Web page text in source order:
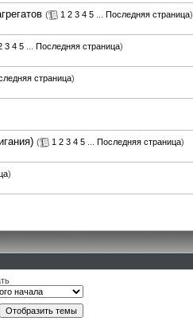
( 1 2 3 4 5 Последняя страница)
3 4 5 Последняя страница)
страница)
( 1 2 3 4 5 Последняя страница)
)